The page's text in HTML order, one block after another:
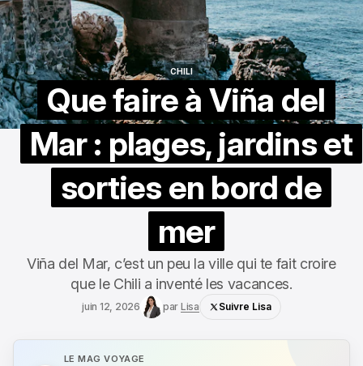
CHILI
Que faire à Viña del
Mar : plages, jardins et
sorties en bord de
mer
Viña del Mar, c’est un peu la ville qui te fait croire
que le Chili a inventé les vacances.
juin 12, 2026 par Lisa Suivre Lisa
LE MAG VOYAGE